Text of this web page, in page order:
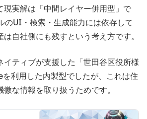
現実解は「中間レイヤー併用型」で
のUI・検索・生成能力には依存して
自社側にも残すという考え方です。
イティブが支援した「世田谷区役所様
利用した内製型でしたが、これは住
な情報を取り扱うためです。